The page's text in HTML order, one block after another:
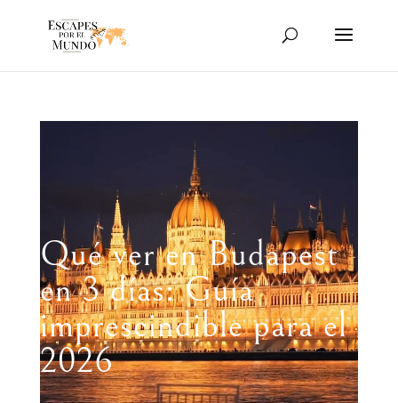
Qué ver en Budapest
en 3 días: Guía
imprescindible para el
2026